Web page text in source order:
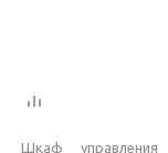
Шкаф